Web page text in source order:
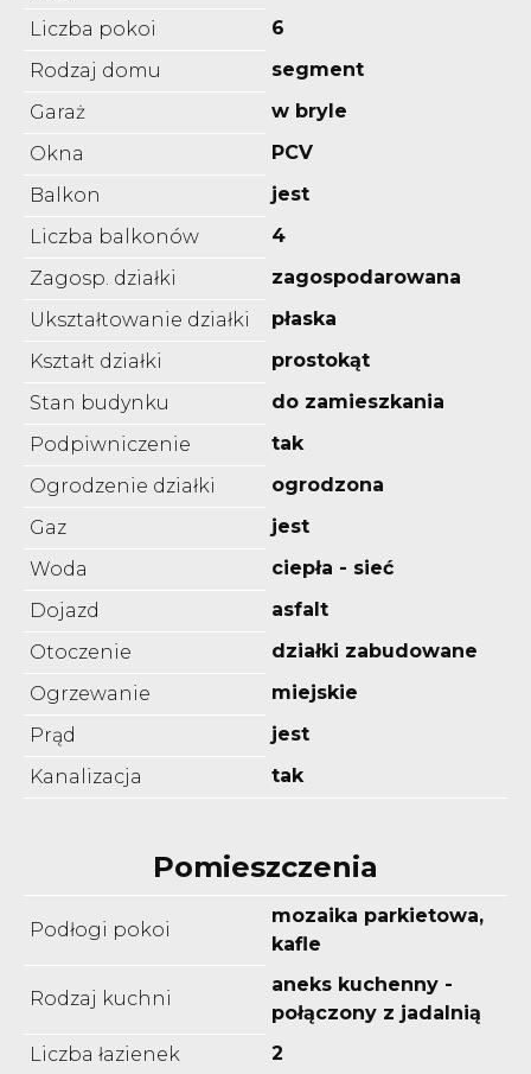
Liczba pokoi
6
Rodzaj domu
segment
Garaż
w bryle
Okna
PCV
Balkon
jest
Liczba balkonów
4
Zagosp. działki
zagospodarowana
Ukształtowanie działki
płaska
Kształt działki
prostokąt
Stan budynku
do zamieszkania
Podpiwniczenie
tak
Ogrodzenie działki
ogrodzona
Gaz
jest
Woda
ciepła - sieć
Dojazd
asfalt
Otoczenie
działki zabudowane
Ogrzewanie
miejskie
Prąd
jest
Kanalizacja
tak
Pomieszczenia
Podłogi pokoi
mozaika parkietowa,
kafle
Rodzaj kuchni
aneks kuchenny -
połączony z jadalnią
Liczba łazienek
2